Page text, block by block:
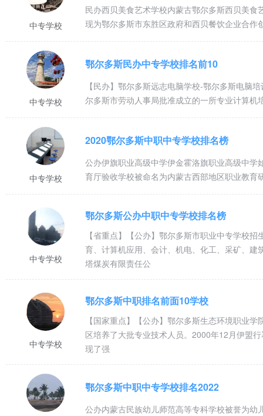
中专学校
民办西贝美食艺术学校内蒙古鄂尔多斯西贝美
现为鄂尔多斯市东胜区政府和西贝餐饮企业合
中专学校
鄂尔多斯民办中专学校排名前10
【民办】鄂尔多斯远志电脑学校-鄂尔多斯电脑
尔多斯市劳动人事局批准成立的一所专业计算
中专学校
2020鄂尔多斯中职中专学校排名榜
公办伊旗职业高级中学伊金霍洛旗职业高级中
育厅验收学校被命名为内蒙古西部地区职业教
中专学校
鄂尔多斯公办中职中专学校排名榜
【省重点】【公办】鄂尔多斯市职业中专学校
育、计算机应用、会计、机电、化工、采矿、
塔煤炭有限责任公
中专学校
鄂尔多斯中职排名前面10学校
【国家重点】【公办】鄂尔多斯生态环境职业
区培养了大批专业技术人员。2000年12月伊盟
现了强
鄂尔多斯中职中专学校排名2022
公办内蒙古民族幼儿师范高等专科学校被誉为